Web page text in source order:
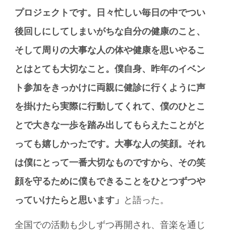
プロジェクトです。日々忙しい毎日の中でつい
後回しにしてしまいがちな自分の健康のこと、
そして周りの大事な人の体や健康を思いやるこ
とはとても大切なこと。僕自身、昨年のイベン
ト参加をきっかけに両親に健診に行くように声
を掛けたら実際に行動してくれて、僕のひとこ
とで大きな一歩を踏み出してもらえたことがと
っても嬉しかったです。大事な人の笑顔。それ
は僕にとって一番大切なものですから、その笑
顔を守るために僕もできることをひとつずつや
っていけたらと思います」
と語った。
全国での活動も少しずつ再開され、音楽を通じ